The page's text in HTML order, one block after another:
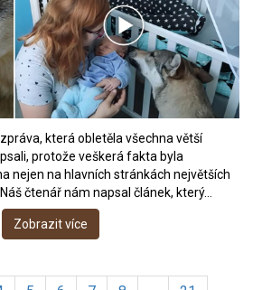
která obletěla všechna větší
protože veškerá fakta byla
nejen na hlavních stránkách největších
čtenář nám napsal článek, který…
Zobrazit více